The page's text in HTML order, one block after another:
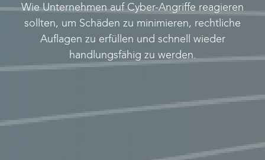
Wie Unternehmen auf Cyber-Angriffe reagieren
sollten, um Schäden zu minimieren, rechtliche
Auflagen zu erfüllen und schnell wieder
handlungsfähig zu werden.